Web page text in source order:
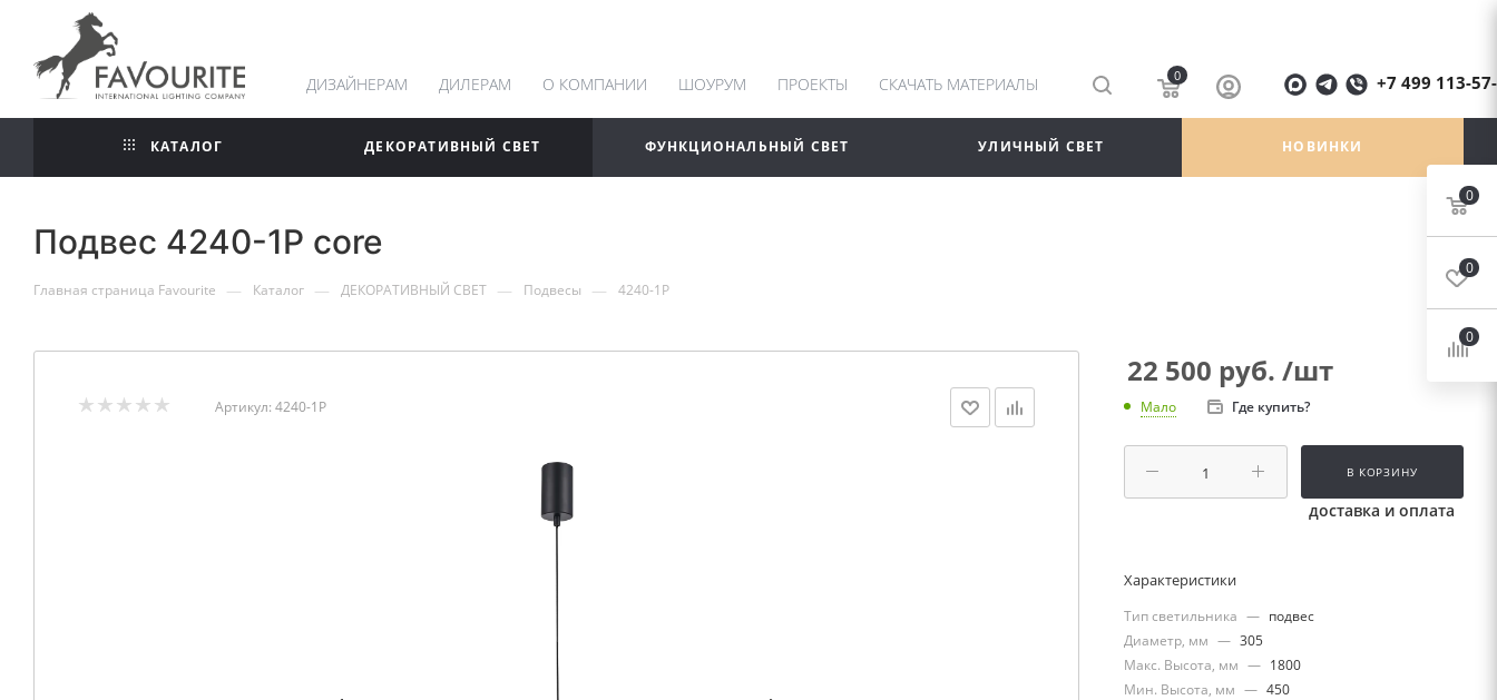
ДИЗАЙНЕРАМ ДИЛЕРАМ О КОМПАНИИ ШОУРУМ ПРОЕКТЫ СКАЧАТЬ МАТЕРИАЛЫ 0 +7 499 113-
КАТАЛОГ ДЕКОРАТИВНЫЙ СВЕТ ФУНКЦИОНАЛЬНЫЙ СВЕТ УЛИЧНЫЙ СВЕТ НОВИНКИ
Подвес 4240-1P core
Главная страница Favourite — Каталог — ДЕКОРАТИВНЫЙ СВЕТ — Подвесы — 4240-1P
Артикул: 4240-1P
22 500 руб. /шт
Мало Где купить?
В КОРЗИНУ
доставка и оплата
Характеристики
Тип светильника — подвес
Диаметр, мм — 305
Макс. Высота, мм — 1800
Мин. Высота, мм — 450
0
0
0